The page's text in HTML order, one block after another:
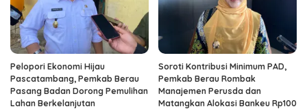
Pelopori Ekonomi Hijau
Pascatambang, Pemkab Berau
Pasang Badan Dorong Pemulihan
Lahan Berkelanjutan
Soroti Kontribusi Minimum PAD,
Pemkab Berau Rombak
Manajemen Perusda dan
Matangkan Alokasi Bankeu Rp100